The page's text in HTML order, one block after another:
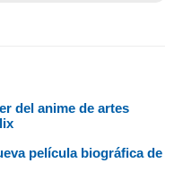
del anime de artes
película biográfica de